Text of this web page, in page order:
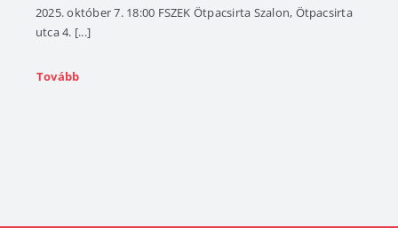
2025. október 7. 18:00 FSZEK Ötpacsirta Szalon, Ötpacsirta
utca 4. [...]
Tovább